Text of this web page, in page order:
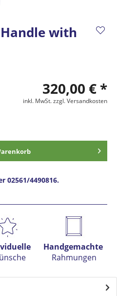
with
320,00 € *
inkl. MwSt.zzgl. Versandkosten
02561/4490816.
Handgemachte
Rahmungen